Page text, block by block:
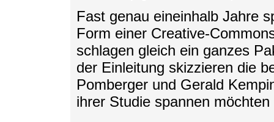
Fast genau eineinhalb Jahre
Form einer Creative-
schlagen gleich ein ganzes
der Einleitung skizzieren die
Pomberger und Gerald
ihrer Studie spannen